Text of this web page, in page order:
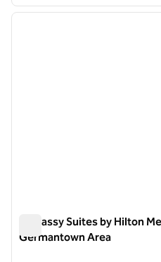
1 di 12
Embassy Suites by Hilton
Germantown Area